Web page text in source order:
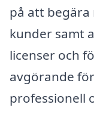
på att
kunder samt
licenser och
avgörande
professionell